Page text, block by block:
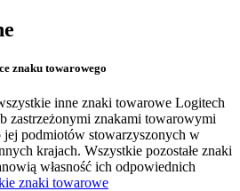
znaku towarowego
inne znaki towarowe Logitech
zastrzeżonymi znakami towarowymi
podmiotów stowarzyszonych w
krajach. Wszystkie pozostałe znaki
własność ich odpowiednich
znaki towarowe